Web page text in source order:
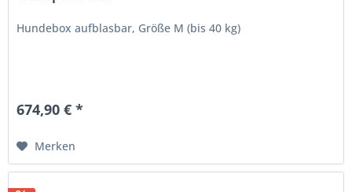
Hundebox aufblasbar, Größe M (bis 40 kg)
674,90 € *
Merken